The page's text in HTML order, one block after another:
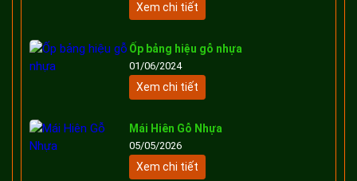
Xem chi tiết
Ốp bảng hiệu gỗ nhựa
01/06/2024
Xem chi tiết
Mái Hiên Gỗ Nhựa
05/05/2026
Xem chi tiết